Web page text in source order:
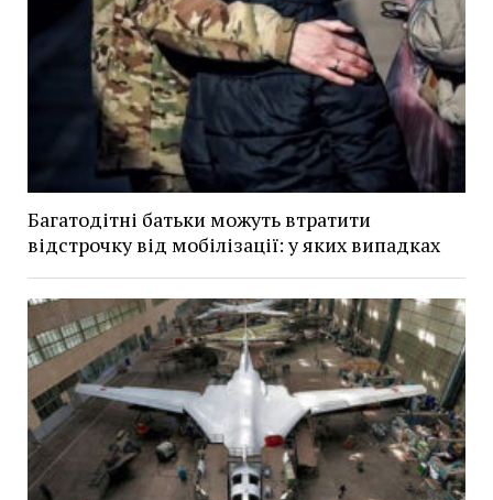
Багатодітні батьки можуть втратити
відстрочку від мобілізації: у яких випадках